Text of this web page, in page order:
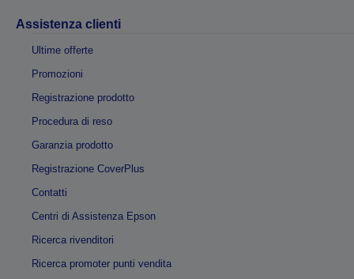
Assistenza clienti
Ultime offerte
Promozioni
Registrazione prodotto
Procedura di reso
Garanzia prodotto
Registrazione CoverPlus
Contatti
Centri di Assistenza Epson
Ricerca rivenditori
Ricerca promoter punti vendita